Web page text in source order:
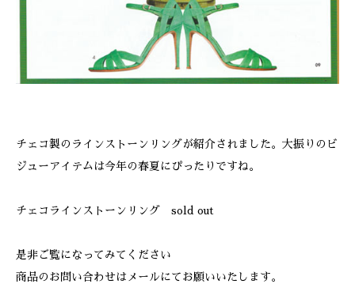
チェコ製のラインストーンリングが紹介されました。大振りのビ
ジューアイテムは今年の春夏にぴったりですね。
チェコラインストーンリング sold out
是非ご覧になってみてください
商品のお問い合わせはメールにてお願いいたします。